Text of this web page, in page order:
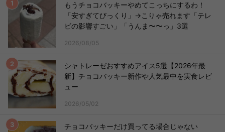
もうチョコバッキーやめてこっちにするわ！
「安すぎてびっくり」→こりゃ売れます「テレ
ビの影響すごい」「うんま〜〜っ」3選
2026/08/05
シャトレーゼおすすめアイス5選【2026年最
新】チョコバッキー新作や人気最中を実食レビ
ュー
2026/05/02
チョコバッキーだけ買ってる場合じゃない